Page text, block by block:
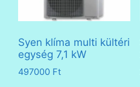
Syen klíma multi kültéri
egység 7,1 kW
497000 Ft